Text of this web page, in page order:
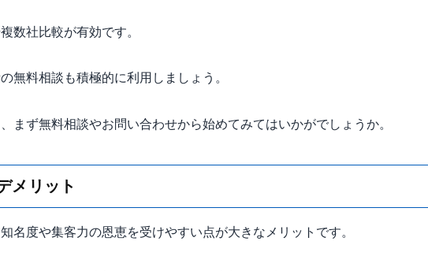
数社比較が有効です。
無料相談も積極的に利用しましょう。
まず無料相談やお問い合わせから始めてみてはいかがでしょうか。
メリット
名度や集客力の恩恵を受けやすい点が大きなメリットです。